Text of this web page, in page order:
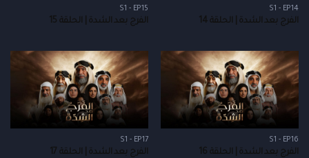
S1 - EP14
الفرج بعد الشدة | الحلقة 14
S1 - EP15
الفرج بعد الشدة | الحلقة 15
S1 - EP16
الفرج بعد الشدة | الحلقة 16
S1 - EP17
الفرج بعد الشدة | الحلقة 17